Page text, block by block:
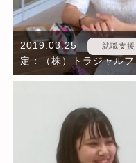
2019.03.25 就職支援
定：（株）トラジャル